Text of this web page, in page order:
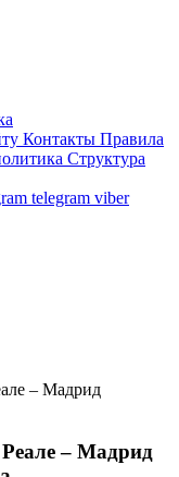
Контакты Правила
Структура
telegram viber
– Мадрид
– Мадрид